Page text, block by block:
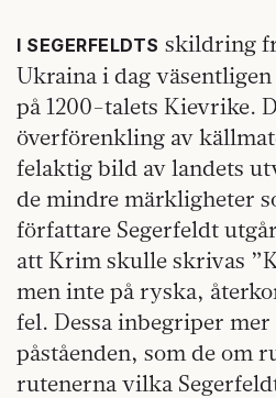
I SEGERFELDTS skildring
Ukraina i dag
på 1200-talets Kievrike.
överförenkling av
felaktig bild av landets
de mindre märkligheter
författare Segerfeldt
att Krim skulle skrivas
men inte på ryska,
fel. Dessa inbegriper
påståenden, som de om
rutenerna vilka